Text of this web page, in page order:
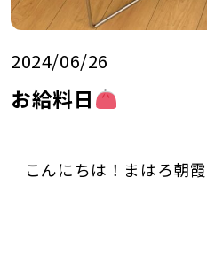
2024/06/26
お給料日
こんにちは！まはろ朝